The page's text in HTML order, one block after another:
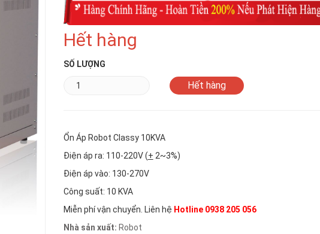
Hết hàng
SỐ LƯỢNG
Ổn Áp Robot Classy 10KVA
Điện áp ra: 110-220V (+ 2~3%)
Điện áp vào: 130-270V
Công suất: 10 KVA
Miễn phí vận chuyển. Liên hệ Hotline 0938 205 056
Nhà sản xuất: Robot